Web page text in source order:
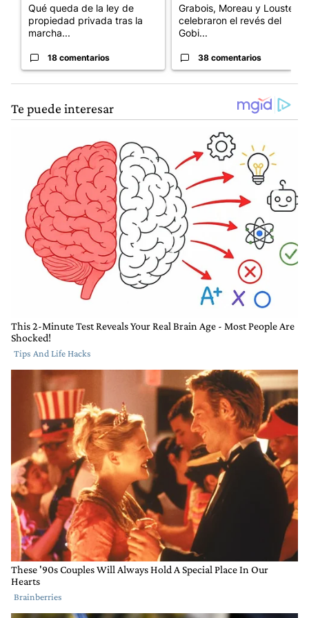
Qué queda de la ley de
propiedad privada tras la
marcha...
18 comentarios
Grabois, Moreau y Lousteau
celebraron el revés del
Gobi...
38 comentarios